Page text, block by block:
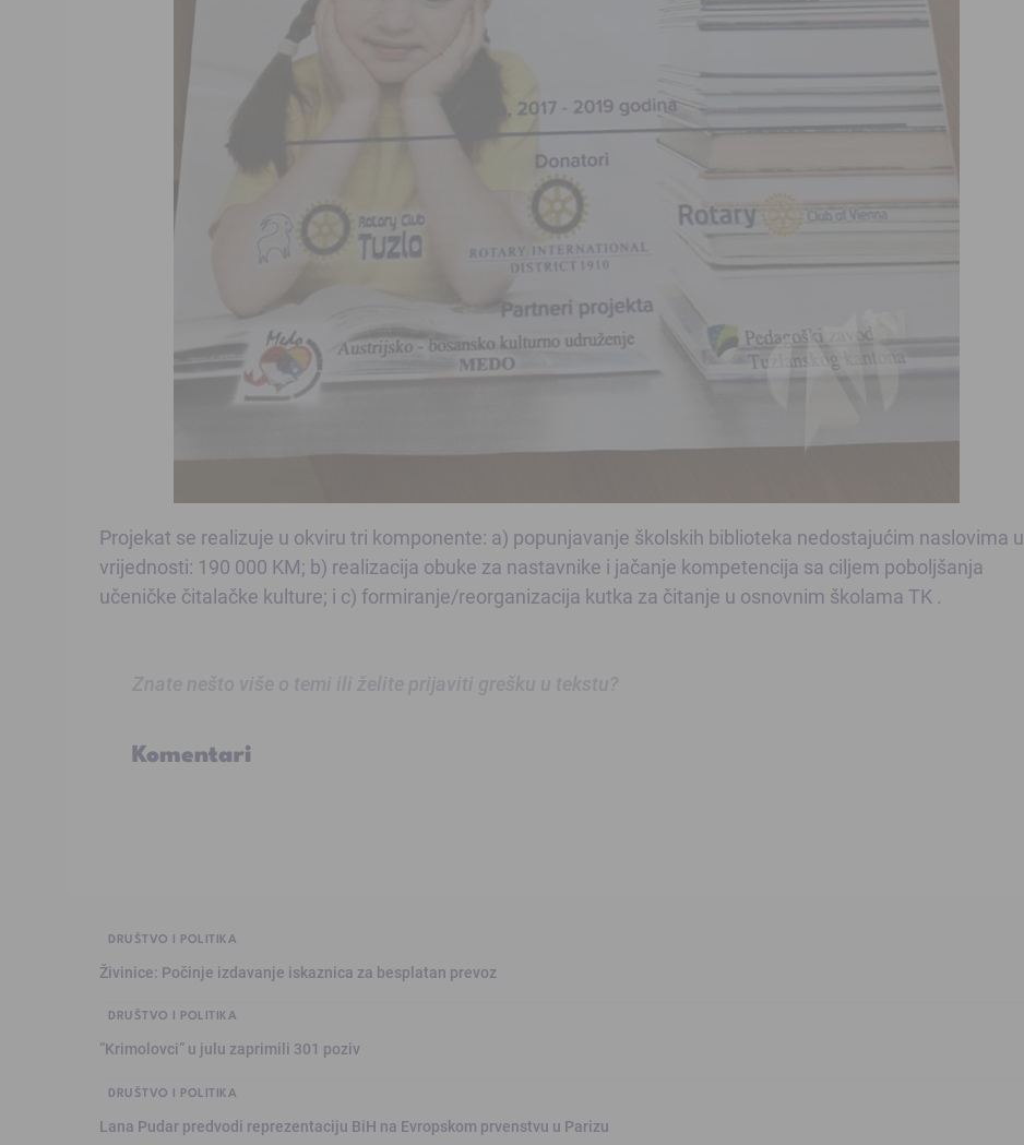
Projekat se realizuje u okviru tri komponente: a) popunjavanje školskih biblioteka nedostajućim naslovima u
vrijednosti: 190 000 KM; b) realizacija obuke za nastavnike i jačanje kompetencija sa ciljem poboljšanja
učeničke čitalačke kulture; i c) formiranje/reorganizacija kutka za čitanje u osnovnim školama TK .
Komentari
DRUŠTVO I POLITIKA
Živinice: Počinje izdavanje iskaznica za besplatan prevoz
DRUŠTVO I POLITIKA
“Krimolovci” u julu zaprimili 301 poziv
DRUŠTVO I POLITIKA
Lana Pudar predvodi reprezentaciju BiH na Evropskom prvenstvu u Parizu